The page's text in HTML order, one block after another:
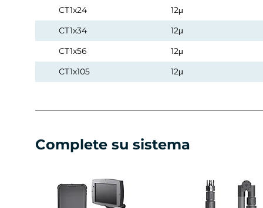
CT1x24
12μ
CT1x34
12μ
CT1x56
12μ
CT1x105
12μ
Complete su sistema